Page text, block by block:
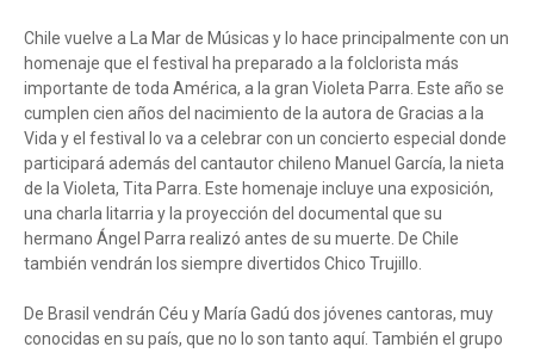
Chile vuelve a La Mar de Músicas y lo hace principalmente con un
homenaje que el festival ha preparado a la folclorista más
importante de toda América, a la gran Violeta Parra. Este año se
cumplen cien años del nacimiento de la autora de Gracias a la
Vida y el festival lo va a celebrar con un concierto especial donde
participará además del cantautor chileno Manuel García, la nieta
de la Violeta, Tita Parra. Este homenaje incluye una exposición,
una charla litarria y la proyección del documental que su
hermano Ángel Parra realizó antes de su muerte. De Chile
también vendrán los siempre divertidos Chico Trujillo.
De Brasil vendrán Céu y María Gadú dos jóvenes cantoras, muy
conocidas en su país, que no lo son tanto aquí. También el grupo